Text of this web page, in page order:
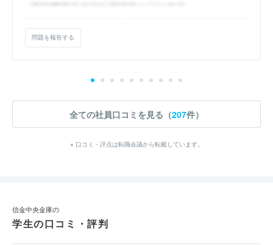
問題を報告する
全ての社員口コミを見る（207件）
※ 口コミ・評点は転職会議から転載しています。
信金中央金庫の
学生の口コミ・評判